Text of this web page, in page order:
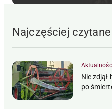
Najczęściej czytane
Nie
po